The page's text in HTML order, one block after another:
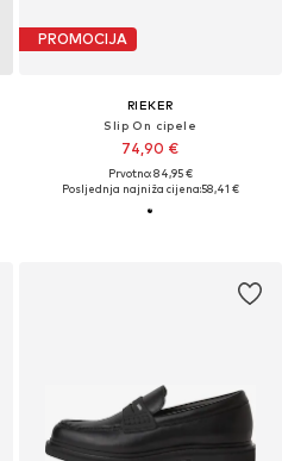
PROMOCIJA
RIEKER
Slip On cipele
74,90 €
Prvotno: 84,95 €
Posljednja najniža cijena:58,41 €